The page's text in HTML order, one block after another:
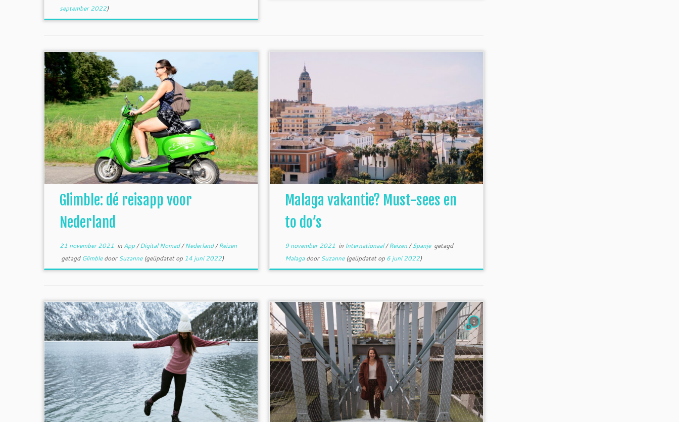
september 2022)
Glimble: dé reisapp voor
Nederland
21 november 2021 in App/Digital Nomad/Nederland/Reizen
getagd GlimbledoorSuzanne(geüpdatet op 14 juni 2022)
Malaga vakantie? Must-sees en
to do’s
9 november 2021 in Internationaal/Reizen/Spanje getagd
MalagadoorSuzanne(geüpdatet op 6 juni 2022)
1